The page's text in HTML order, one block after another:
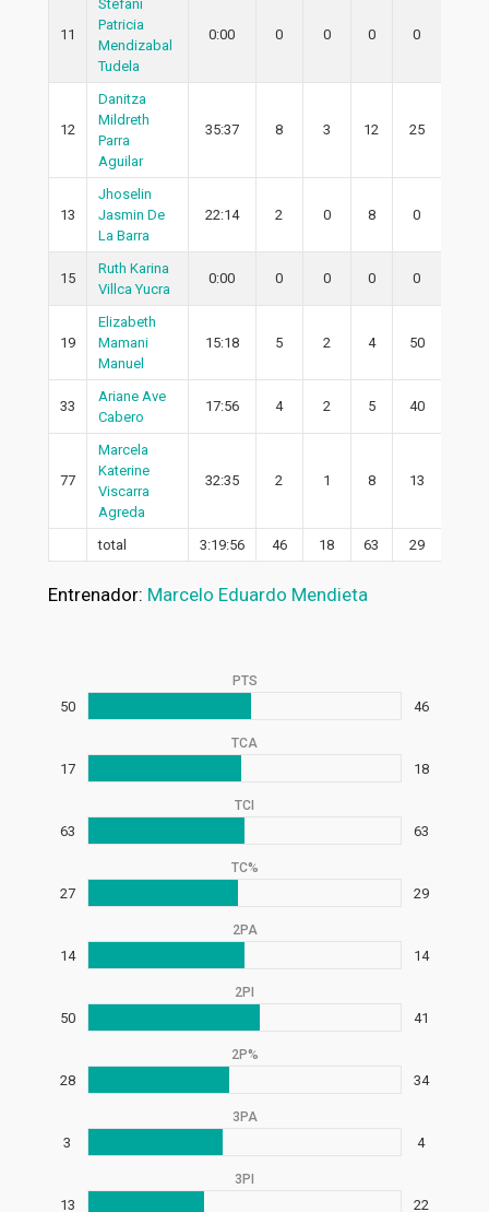
11
Stefani
Patricia
Mendizabal
Tudela
0:00 0 0 0 0
12
Danitza
Mildreth
Parra
Aguilar
35:37 8 3 12 25
13
Jhoselin
Jasmin De
La Barra
22:14 2 0 8 0
15
Ruth Karina
Villca Yucra
0:00 0 0 0 0
19
Elizabeth
Mamani
Manuel
15:18 5 2 4 50
33
Ariane Ave
Cabero
17:56 4 2 5 40
77
Marcela
Katerine
Viscarra
Agreda
32:35 2 1 8 13
total 3:19:56 46 18 63 29
Entrenador: Marcelo Eduardo Mendieta
PTS
50 46
TCA
17 18
TCI
63 63
TC%
27 29
2PA
14 14
2PI
50 41
2P%
28 34
3PA
3 4
3PI
13 22